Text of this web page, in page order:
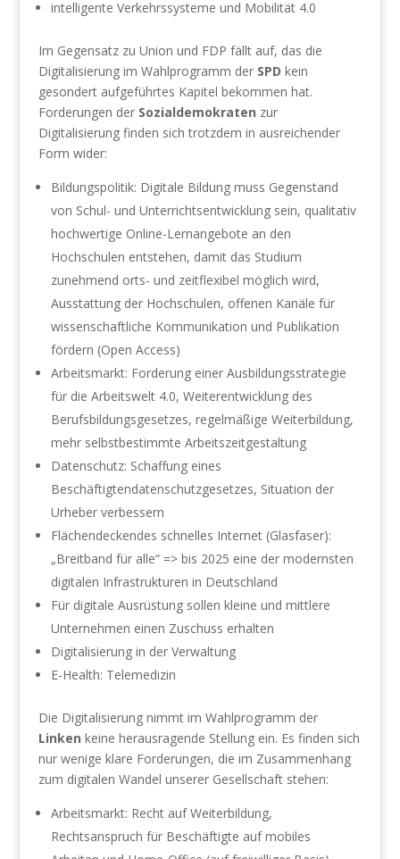
intelligente Verkehrssysteme und Mobilität 4.0
Im Gegensatz zu Union und FDP fällt auf, das die
Digitalisierung im Wahlprogramm der SPD kein
gesondert aufgeführtes Kapitel bekommen hat.
Forderungen der Sozialdemokraten zur
Digitalisierung finden sich trotzdem in ausreichender
Form wider:
Bildungspolitik: Digitale Bildung muss Gegenstand
von Schul- und Unterrichtsentwicklung sein, qualitativ
hochwertige Online-Lernangebote an den
Hochschulen entstehen, damit das Studium
zunehmend orts- und zeitflexibel möglich wird,
Ausstattung der Hochschulen, offenen Kanäle für
wissenschaftliche Kommunikation und Publikation
fördern (Open Access)
Arbeitsmarkt: Forderung einer Ausbildungsstrategie
für die Arbeitswelt 4.0, Weiterentwicklung des
Berufsbildungsgesetzes, regelmäßige Weiterbildung,
mehr selbstbestimmte Arbeitszeitgestaltung
Datenschutz: Schaffung eines
Beschäftigtendatenschutzgesetzes, Situation der
Urheber verbessern
Flächendeckendes schnelles Internet (Glasfaser):
„Breitband für alle“ => bis 2025 eine der modernsten
digitalen Infrastrukturen in Deutschland
Für digitale Ausrüstung sollen kleine und mittlere
Unternehmen einen Zuschuss erhalten
Digitalisierung in der Verwaltung
E-Health: Telemedizin
Die Digitalisierung nimmt im Wahlprogramm der
Linken keine herausragende Stellung ein. Es finden sich
nur wenige klare Forderungen, die im Zusammenhang
zum digitalen Wandel unserer Gesellschaft stehen:
Arbeitsmarkt: Recht auf Weiterbildung,
Rechtsanspruch für Beschäftigte auf mobiles